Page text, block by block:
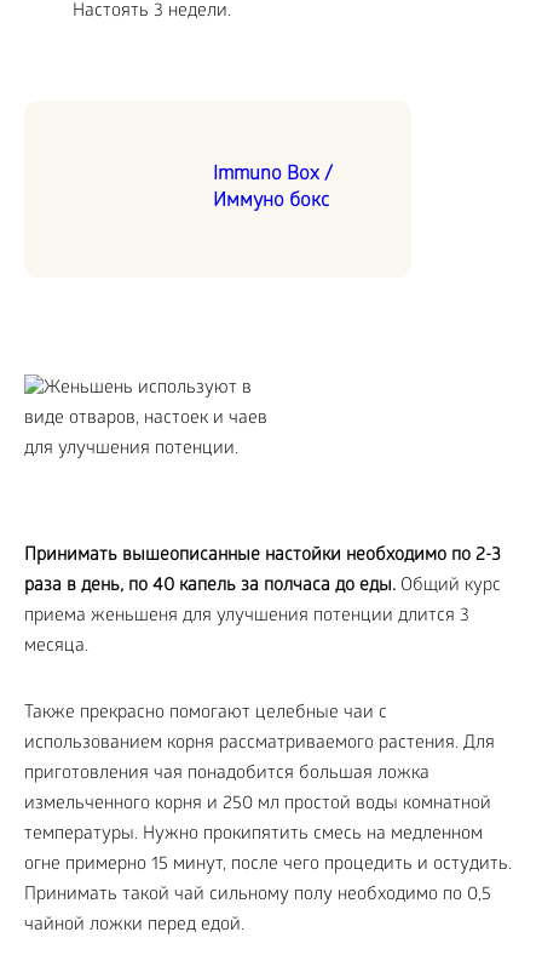
Настоять 3 недели.
Immuno Box /
Иммуно бокс
Принимать вышеописанные настойки необходимо по 2-3
раза в день, по 40 капель за полчаса до еды. Общий курс
приема женьшеня для улучшения потенции длится 3
месяца.
Также прекрасно помогают целебные чаи с
использованием корня рассматриваемого растения. Для
приготовления чая понадобится большая ложка
измельченного корня и 250 мл простой воды комнатной
температуры. Нужно прокипятить смесь на медленном
огне примерно 15 минут, после чего процедить и остудить.
Принимать такой чай сильному полу необходимо по 0,5
чайной ложки перед едой.